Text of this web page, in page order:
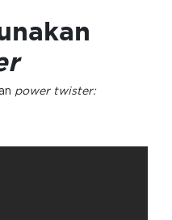
power twister: